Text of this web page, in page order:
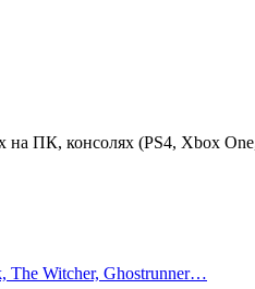
на ПК, консолях (PS4, Xbox
The Witcher, Ghostrunner…